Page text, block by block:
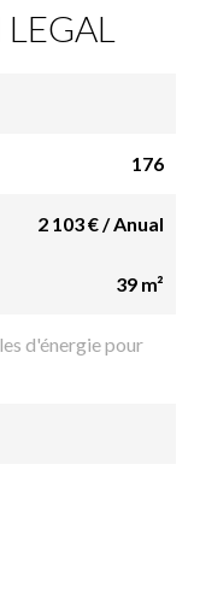
176
2 103 € / Anual
39 m²
d'énergie pour